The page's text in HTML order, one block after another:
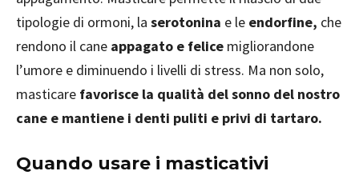
tipologie di ormoni, la serotonina e le endorfine, che
rendono il cane appagato e felice migliorandone
l’umore e diminuendo i livelli di stress. Ma non solo,
masticare favorisce la qualità del sonno del nostro
cane e mantiene i denti puliti e privi di tartaro.
Quando usare i masticativi